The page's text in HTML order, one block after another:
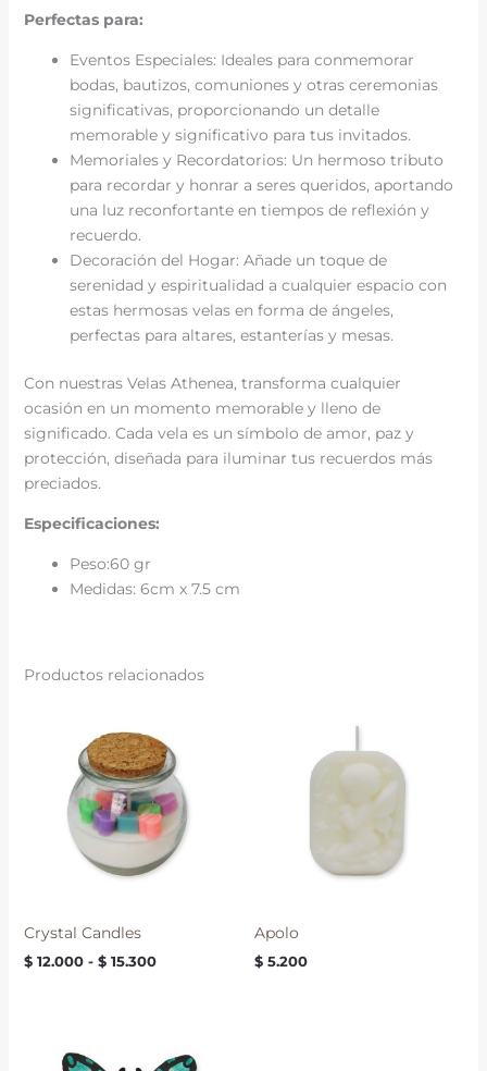
Perfectas para:
Eventos Especiales: Ideales para conmemorar
bodas, bautizos, comuniones y otras ceremonias
significativas, proporcionando un detalle
memorable y significativo para tus invitados.
Memoriales y Recordatorios: Un hermoso tributo
para recordar y honrar a seres queridos, aportando
una luz reconfortante en tiempos de reflexión y
recuerdo.
Decoración del Hogar: Añade un toque de
serenidad y espiritualidad a cualquier espacio con
estas hermosas velas en forma de ángeles,
perfectas para altares, estanterías y mesas.
Con nuestras Velas Athenea, transforma cualquier
ocasión en un momento memorable y lleno de
significado. Cada vela es un símbolo de amor, paz y
protección, diseñada para iluminar tus recuerdos más
preciados.
Especificaciones:
Peso:60 gr
Medidas: 6cm x 7.5 cm
Productos relacionados
Crystal Candles
$12.000 - $15.300
precios:
desde
$ 12.000
hasta
$ 15.300
Apolo
$ 5.200